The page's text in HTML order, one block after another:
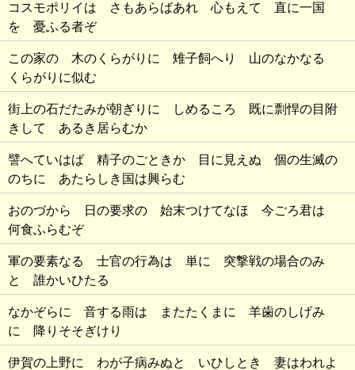
コスモポリイは さもあらばあれ 心もえて 直に一国
を 憂ふる者ぞ
この家の 木のくらがりに 雉子飼へり 山のなかなる
くらがりに似む
街上の石だたみが朝ぎりに しめるころ 既に剽悍の目附
きして あるき居らむか
譬へていはば 精子のごときか 目に見えぬ 個の生滅の
のちに あたらしき国は興らむ
おのづから 日の要求の 始末つけてなほ 今ごろ君は
何食ふらむぞ
軍の要素なる 士官の行為は 単に 突撃戦の場合のみ
と 誰かいひたる
なかぞらに 音する雨は またたくまに 羊歯のしげみ
に 降りそそぎけり
伊賀の上野に わが子病みぬと いひしとき 妻はわれよ